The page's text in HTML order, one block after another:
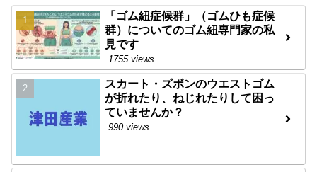
「ゴム紐症候群」（ゴムひも症候
群）についてのゴム紐専門家の私
見です
1755 views
スカート・ズボンのウエストゴム
が折れたり、ねじれたりして困っ
ていませんか？
990 views